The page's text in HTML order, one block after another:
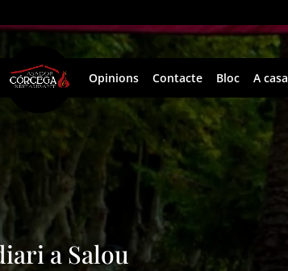
Opinions Contacte Bloc A casa
a Salou